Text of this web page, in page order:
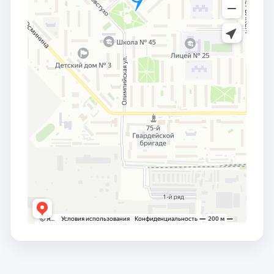
заместителем сопредседателя от российской
части Комиссии по сотрудничеству Совета
Федерации Федерального Собрания РФ и Сената
Парламента Республики Казахстан.
С 2016 по 2021 год –
депутат Законодательного
Собрания Омской области VI созыва
комитета Законодательного Собрания Омской
области по образованию, науке, культуре и
молодежной политике, член Региональной
комиссии по совершенствованию системы
обращения с отходами производства и
потребления в Омской области, член Совета глав
муниципальных образований при Губернаторе
Антарктике Совета Федерации Федерального
Собрания РФ
С 2021 – по настоящее время
созыва, председатель комитета